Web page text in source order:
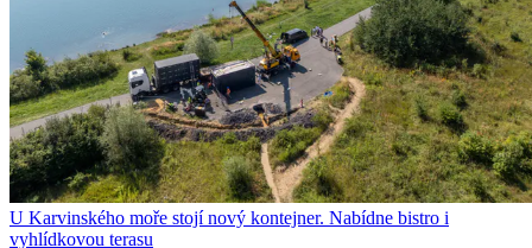
U Karvinského moře stojí nový kontejner. Nabídne bistro i
vyhlídkovou terasu